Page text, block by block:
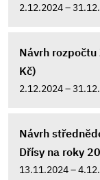
2.12.2024 –
Návrh rozpočtu
Kč)
2.12.2024 –
Návrh
Dřísy na roky
13.11.2024 –